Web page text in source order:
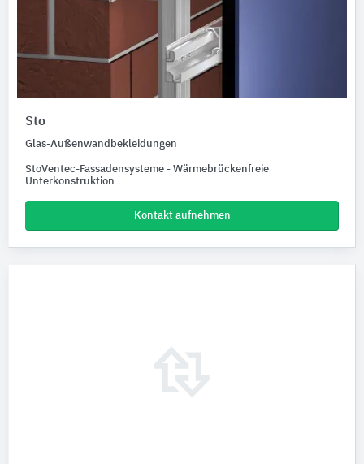
Sto
Glas-Außenwandbekleidungen
StoVentec-Fassadensysteme - Wärmebrückenfreie
Unterkonstruktion
Kontakt aufnehmen